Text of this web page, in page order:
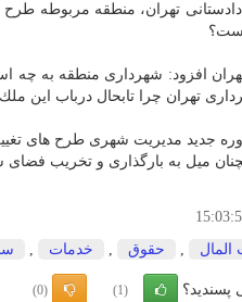
تهران، منطقه مربوطه طرح توجیهی
تهران چرا تابحال درباب این
میل به بارگذاری و تخریب فضای سبز در
المال حقوق خدمات
پسندید؟ (1)
(0)